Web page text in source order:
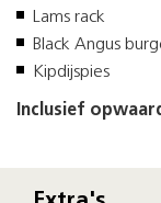
Lams rack
Black Angus
Kipdijspies
Inclusief